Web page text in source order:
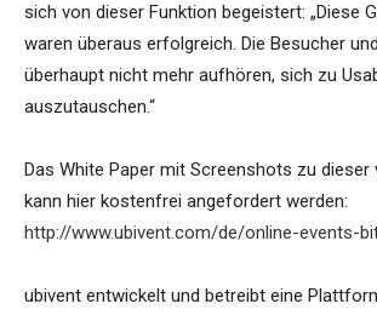
sich von dieser Funktion begeistert: „Diese
waren überaus erfolgreich. Die Besucher
überhaupt nicht mehr aufhören, sich zu
auszutauschen.“
Das White Paper mit Screenshots zu dieser
kann hier kostenfrei angefordert werden:
http://www.ubivent.com/de/online-events-
ubivent entwickelt und betreibt eine